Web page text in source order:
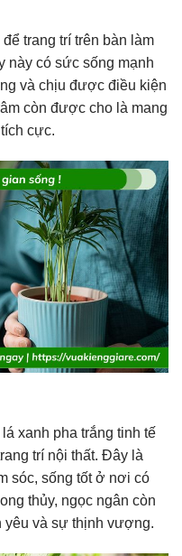
trang trí trên bàn làm
này có sức sống mạnh
và chịu được điều kiện
còn được cho là mang
cực.
xanh pha trắng tinh tế
trí nội thất. Đây là
sóc, sống tốt ở nơi có
thủy, ngọc ngân còn
và sự thịnh vượng.